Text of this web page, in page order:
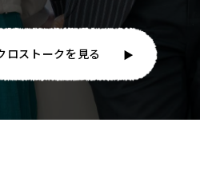
ロストークを見る